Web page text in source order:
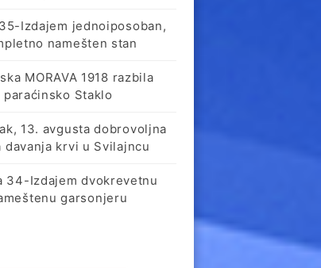
Izdajem jednoiposoban,
namešten stan
MORAVA 1918 razbila
paraćinsko Staklo
13. avgusta dobrovoljna
davanja krvi u Svilajncu
34-Izdajem dvokrevetnu
garsonjeru